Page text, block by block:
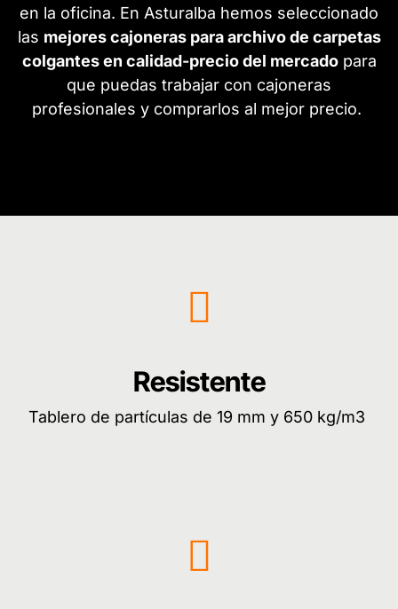
en la oficina. En Asturalba hemos seleccionado
las mejores cajoneras para archivo de carpetas
colgantes en calidad-precio del mercadopara
que puedas trabajar con cajoneras
profesionales y comprarlos al mejor precio.
Resistente
Tablero de partículas de 19 mm y 650 kg/m3